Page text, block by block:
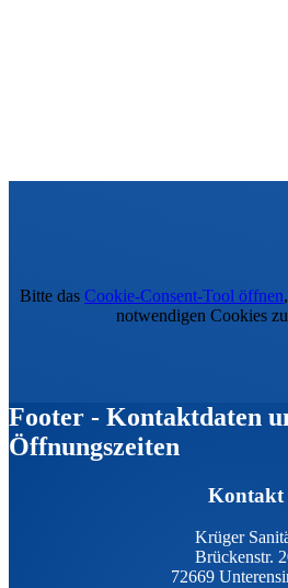
Bitte das Cookie-Consent-Tool öffnen
notwendigen Cookies
Footer - Kontaktdaten
Öffnungszeiten
Kontakt
Krüger
Brückenstr.
72669